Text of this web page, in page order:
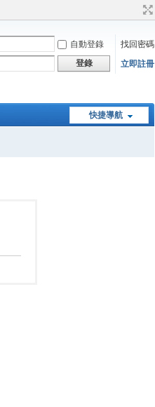
自動登錄
找回密碼
登錄 立即註冊
快捷導航